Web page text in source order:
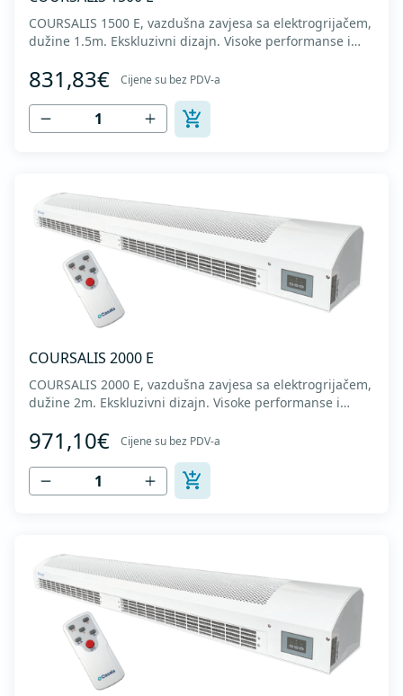
COURSALIS 1500 E, vazdušna zavjesa sa elektrogrijačem,
dužine 1.5m. Ekskluzivni dizajn. Visoke performanse i
sivoj boji. Napajanje 400V. Nominalna snaga elektro
grijača 5.500W. Domet istrujavanja vazduha 3m. Radno
kolo od plastike (AS+fiberglass...
831,83€ Cijene su bez PDV-a
COURSALIS 2000 E
COURSALIS 2000 E, vazdušna zavjesa sa elektrogrijačem,
dužine 2m. Ekskluzivni dizajn. Visoke performanse i
sivoj boji. Napajanje 400V. Nominalna snaga elektro
grijača 10.000W. Domet istrujavanja vazduha 3m. Radno
kolo od plastike (AS+fiberglass)...
971,10€ Cijene su bez PDV-a